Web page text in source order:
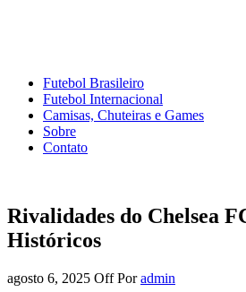
Futebol Brasileiro
Futebol Internacional
Camisas, Chuteiras e Games
Sobre
Contato
Rivalidades do Chelsea
Históricos
agosto 6, 2025 OffPor admin